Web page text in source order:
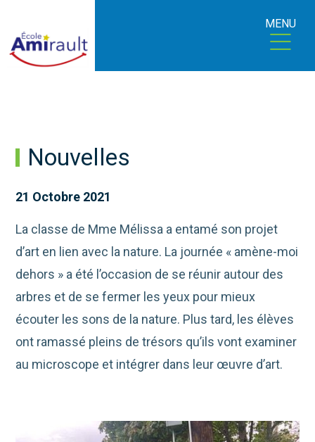
MENU
Nouvelles
21 Octobre 2021
La classe de Mme Mélissa a entamé son projet
d’art en lien avec la nature. La journée « amène-moi
dehors » a été l’occasion de se réunir autour des
arbres et de se fermer les yeux pour mieux
écouter les sons de la nature. Plus tard, les élèves
ont ramassé pleins de trésors qu’ils vont examiner
au microscope et intégrer dans leur œuvre d’art.